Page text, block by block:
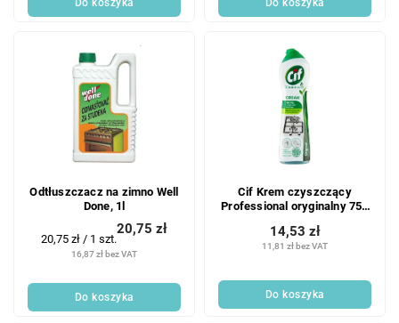
Do koszyka Do koszyka
Odtłuszczacz na zimno Well
Done, 1l
16,87 zł bez VAT
20,75 zł
Cena
jednostkowa:
20,75 zł / 1 szt.
Do koszyka
Cif Krem czyszczący
Professional oryginalny 750
11,81 zł bez VAT
14,53 zł
Do koszyka